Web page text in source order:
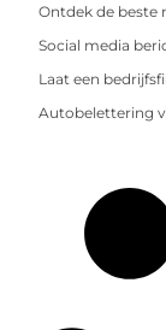
Ontdek de beste
Social media
Laat een
Autobelettering